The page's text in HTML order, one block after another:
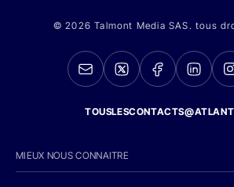
© 2026 Talmont Media SAS. tous
MIEUX NOUS CONNAITRE